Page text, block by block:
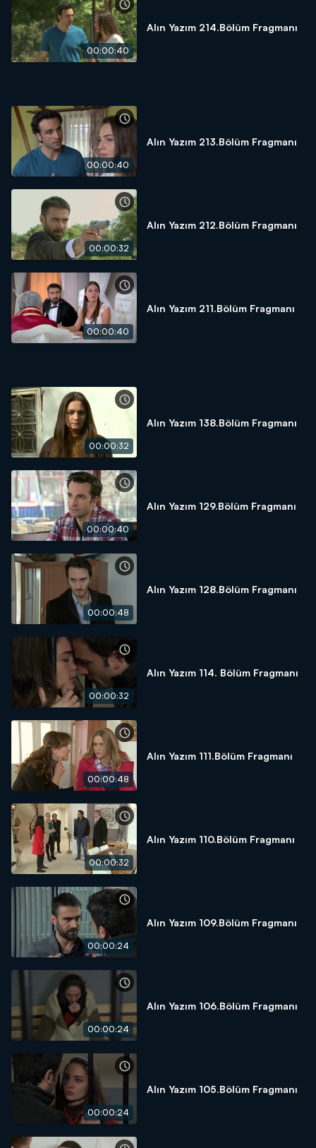
00:00:40
Alın Yazım 214.Bölüm Fragmanı
00:00:40
Alın Yazım 213.Bölüm Fragmanı
00:00:32
Alın Yazım 212.Bölüm Fragmanı
00:00:40
Alın Yazım 211.Bölüm Fragmanı
00:00:32
Alın Yazım 138.Bölüm Fragmanı
00:00:40
Alın Yazım 129.Bölüm Fragmanı
00:00:48
Alın Yazım 128.Bölüm Fragmanı
00:00:32
Alın Yazım 114. Bölüm Fragmanı
00:00:48
Alın Yazım 111.Bölüm Fragmanı
00:00:32
Alın Yazım 110.Bölüm Fragmanı
00:00:24
Alın Yazım 109.Bölüm Fragmanı
00:00:24
Alın Yazım 106.Bölüm Fragmanı
00:00:24
Alın Yazım 105.Bölüm Fragmanı